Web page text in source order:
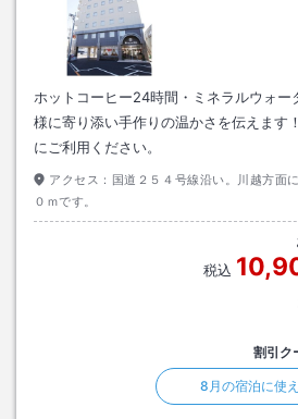
ホットコーヒー24時間・ミネラルウォー
様に寄り添い手作りの温かさを伝えます
にご利用ください。
アクセス： 国道２５４号線沿い。川越方面
０ｍです。
税込
割引ク
8月の宿泊に使